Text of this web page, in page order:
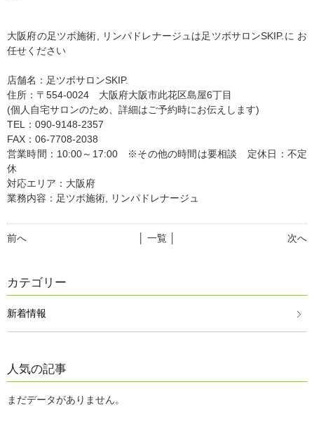
大阪府の足ツボ施術, リンパドレナージュは足ツボサロンSKIP.に お
任せください
店舗名：足ツボサロンSKIP.
住所：〒554-0024 大阪府大阪市此花区島屋6丁目
(個人自宅サロンのため、詳細はご予約時にお伝えします)
TEL：090-9148-2357
FAX：06-7708-2038
営業時間：10:00～17:00 ※その他の時間は要相談 定休日：不定
休
対応エリア：大阪府
業務内容：足ツボ施術, リンパドレナージュ
前へ 次へ
│ 一覧 │
カテゴリー
新着情報
人気の記事
まだデータがありません。